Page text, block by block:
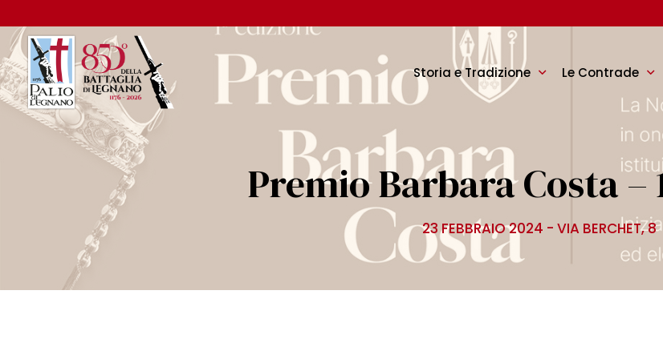
Storia e Tradizione Le Contrade
Premio Barbara Costa –
23 FEBBRAIO 2024 - VIA BERCHET, 8